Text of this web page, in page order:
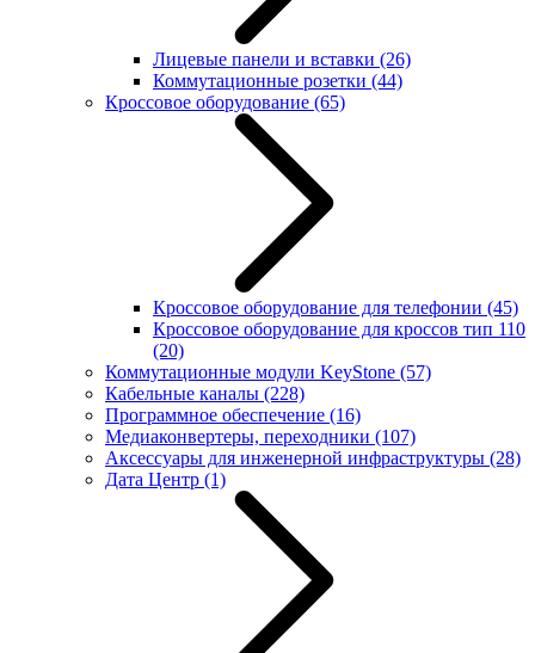
Лицевые панели и вставки (26)
Коммутационные розетки (44)
Кроссовое оборудование (65)
Кроссовое оборудование для телефонии (45)
Кроссовое оборудование для кроссов тип 110
(20)
Коммутационные модули KeyStone (57)
Кабельные каналы (228)
Программное обеспечение (16)
Медиаконвертеры, переходники (107)
Аксессуары для инженерной инфраструктуры (28)
Дата Центр (1)